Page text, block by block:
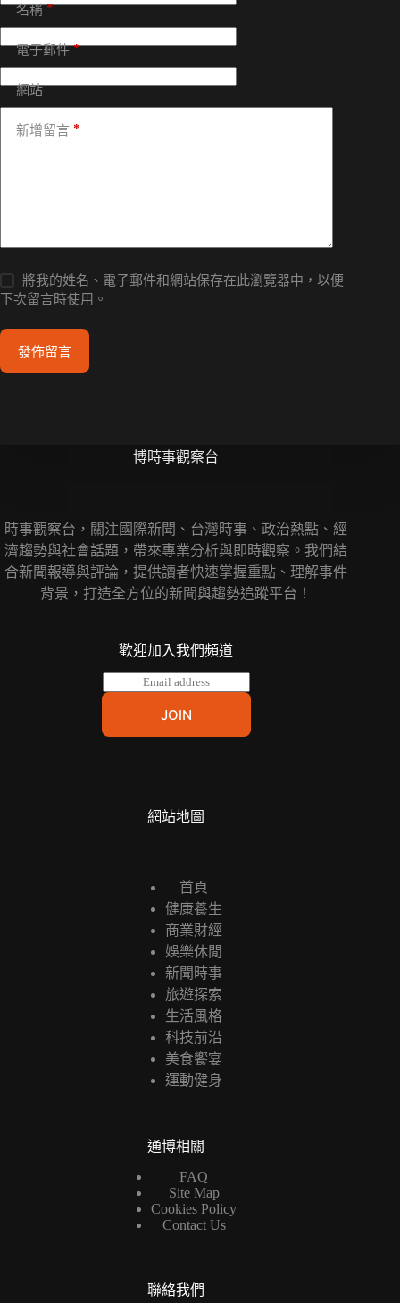
名稱*
電子郵件*
網站
新增留言 *
將我的姓名、電子郵件和網站保存在此瀏覽器中，以便
下次留言時使用。
發佈留言
博時事觀察台
時事觀察台，關注國際新聞、台灣時事、政治熱點、經
濟趨勢與社會話題，帶來專業分析與即時觀察。我們結
合新聞報導與評論，提供讀者快速掌握重點、理解事件
背景，打造全方位的新聞與趨勢追蹤平台！
歡迎加入我們頻道
m
l
JOIN
網站地圖
首頁
健康養生
商業財經
娛樂休閒
新聞時事
旅遊探索
生活風格
科技前沿
美食饗宴
運動健身
通博相關
FAQ
Site Map
Cookies Policy
Contact Us
聯絡我們